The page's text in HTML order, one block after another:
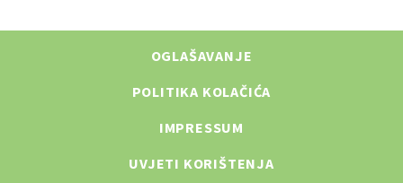
OGLAŠAVANJE
POLITIKA KOLAČIĆA
IMPRESSUM
UVJETI KORIŠTENJA